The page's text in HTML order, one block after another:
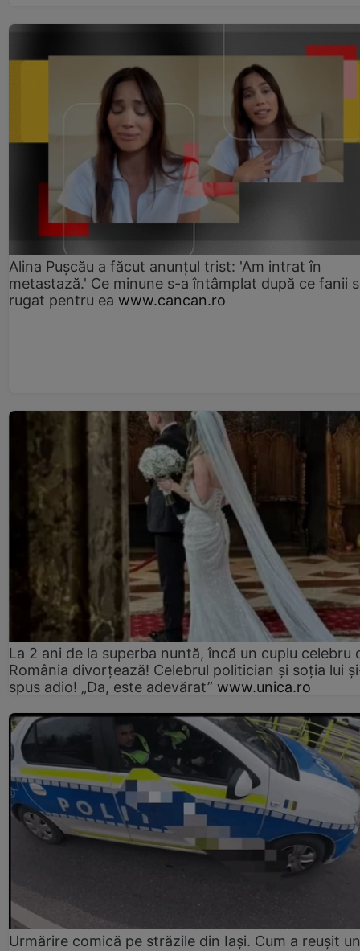
Alina Pușcău a făcut anunțul trist: 'Am intrat în
metastază.' Ce minune s-a întâmplat după ce fanii
rugat pentru ea www.cancan.ro
La 2 ani de la superba nuntă, încă un cuplu celebru
România divorțează! Celebrul politician și soția lui
spus adio! „Da, este adevărat” www.unica.ro
Urmărire comică pe străzile din Iași. Cum a reușit un